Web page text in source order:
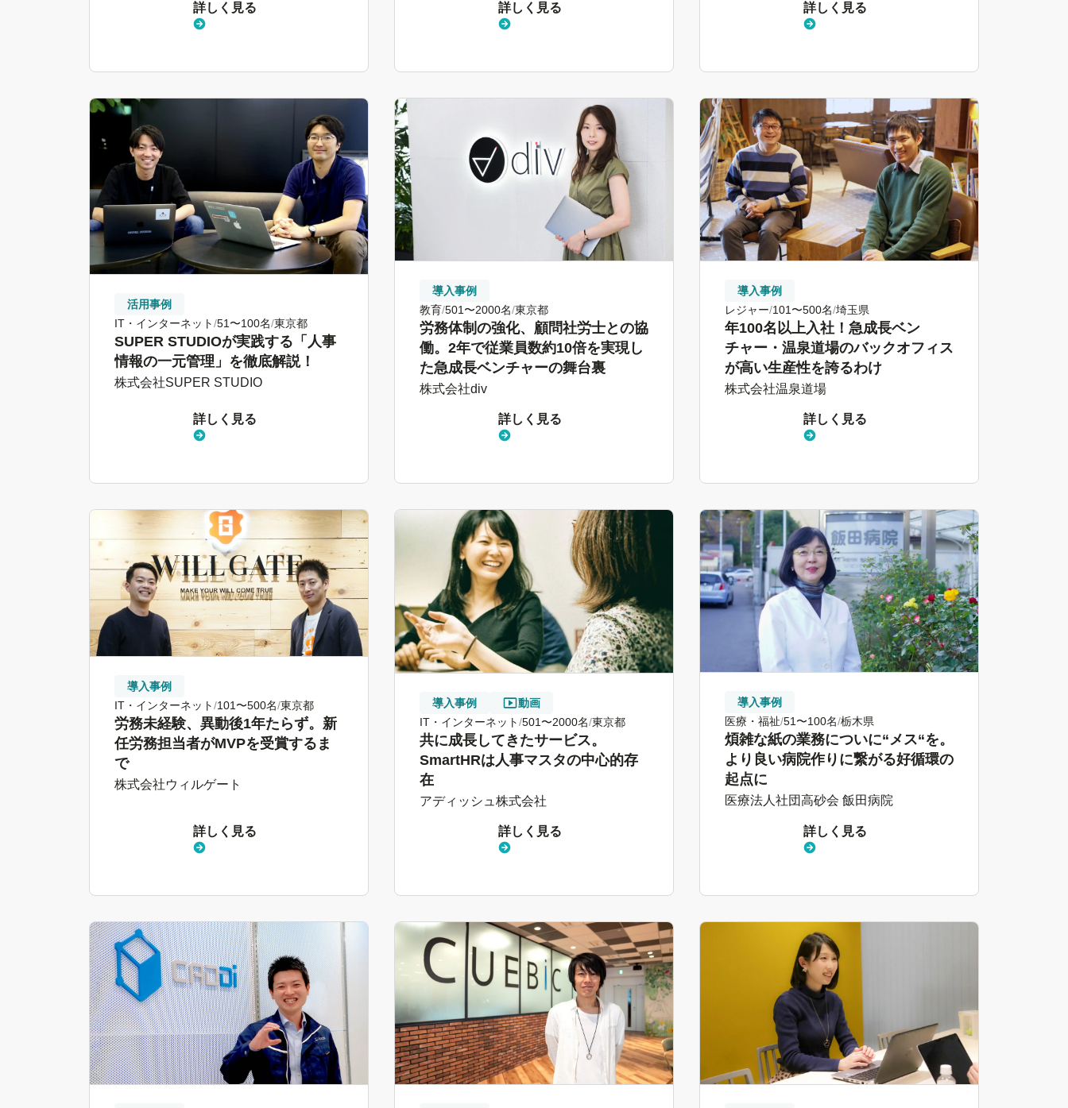
詳しく見る 詳しく見る 詳しく見る
活用事例
IT・インターネット 51〜100名 東京都
SUPER STUDIOが実践する「人事
情報の一元管理」を徹底解説！
株式会社SUPER STUDIO
詳しく見る
導入事例
教育 501〜2000名 東京都
労務体制の強化、顧問社労士との協
働。2年で従業員数約10倍を実現し
た急成長ベンチャーの舞台裏
株式会社div
詳しく見る
導入事例
レジャー 101〜500名 埼玉県
年100名以上入社！急成長ベン
チャー・温泉道場のバックオフィス
が高い生産性を誇るわけ
株式会社温泉道場
詳しく見る
導入事例
IT・インターネット 101〜500名 東京都
労務未経験、異動後1年たらず。新
任労務担当者がMVPを受賞するま
で
株式会社ウィルゲート
詳しく見る
導入事例
動画
IT・インターネット 501〜2000名 東京都
共に成長してきたサービス。
SmartHRは人事マスタの中心的存
在
アディッシュ株式会社
詳しく見る
導入事例
医療・福祉 51〜100名 栃木県
煩雑な紙の業務についに“メス“を。
より良い病院作りに繋がる好循環の
起点に
医療法人社団高砂会 飯田病院
詳しく見る